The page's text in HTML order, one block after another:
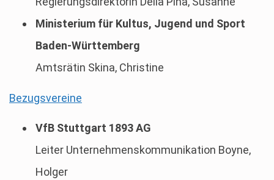
Ministerium für Kultus, Jugend und Sport
Baden-Württemberg
Amtsrätin Skina, Christine
Bezugsvereine
VfB Stuttgart 1893 AG
Leiter Unternehmenskommunikation Boyne,
Holger